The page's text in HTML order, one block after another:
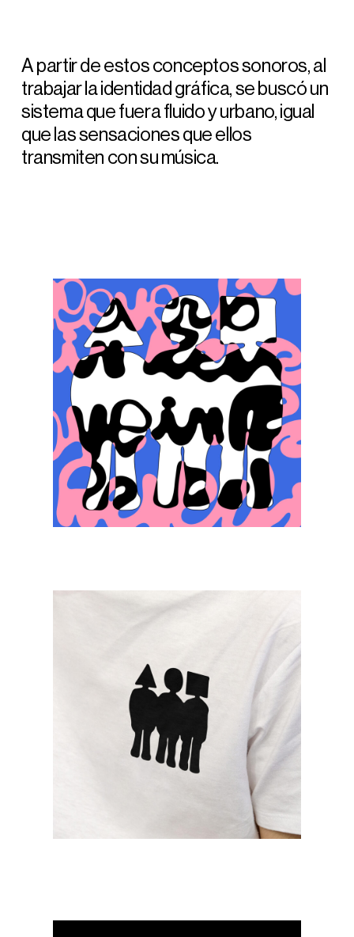
A partir de estos conceptos sonoros, al
trabajar la identidad gráfica, se buscó un
sistema que fuera fluido y urbano, igual
que las sensaciones que ellos
transmiten con su música.